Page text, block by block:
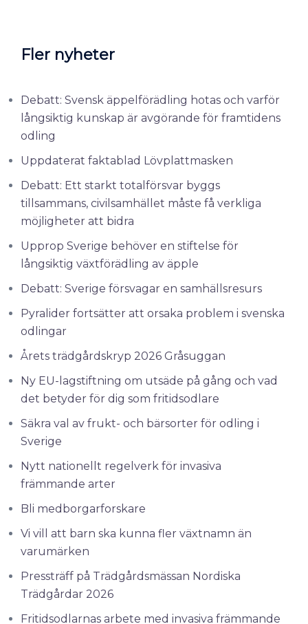
Fler nyheter
Debatt: Svensk äppelförädling hotas och varför
långsiktig kunskap är avgörande för framtidens
odling
Uppdaterat faktablad Lövplattmasken
Debatt: Ett starkt totalförsvar byggs
tillsammans, civilsamhället måste få verkliga
möjligheter att bidra
Upprop Sverige behöver en stiftelse för
långsiktig växtförädling av äpple
Debatt: Sverige försvagar en samhällsresurs
Pyralider fortsätter att orsaka problem i svenska
odlingar
Årets trädgårdskryp 2026 Gråsuggan
Ny EU-lagstiftning om utsäde på gång och vad
det betyder för dig som fritidsodlare
Säkra val av frukt- och bärsorter för odling i
Sverige
Nytt nationellt regelverk för invasiva
främmande arter
Bli medborgarforskare
Vi vill att barn ska kunna fler växtnamn än
varumärken
Pressträff på Trädgårdsmässan Nordiska
Trädgårdar 2026
Fritidsodlarnas arbete med invasiva främmande